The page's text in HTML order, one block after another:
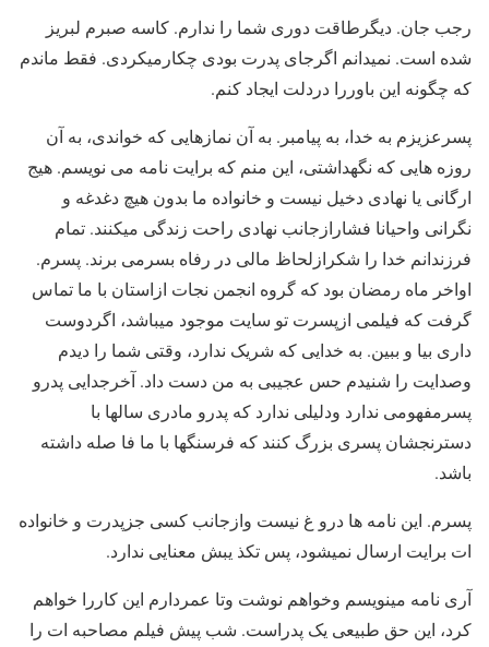
رجب جان. دیگرطاقت دوری شما را ندارم. کاسه صبرم لبریز
شده است. نمیدانم اگرجای پدرت بودی چکارمیکردی. فقط ماندم
که چگونه این باوررا دردلت ایجاد کنم.
پسرعزیزم به خدا، به پیامبر. به آن نمازهایی که خواندی، به آن
روزه هایی که نگهداشتی، این منم که برایت نامه می نویسم. هیج
ارگانی یا نهادی دخیل نیست و خانواده ما بدون هیچ دغدغه و
نگرانی واحیانا فشارازجانب نهادی راحت زندگی میکنند. تمام
فرزندانم خدا را شکرازلحاظ مالی در رفاه بسرمی برند. پسرم.
اواخر ماه رمضان بود که گروه انجمن نجات ازاستان با ما تماس
گرفت که فیلمی ازپسرت تو سایت موجود میباشد، اگردوست
داری بیا و ببین. به خدایی که شریک ندارد، وقتی شما را دیدم
وصدایت را شنیدم حس عجیبی به من دست داد. آخرجدایی پدرو
پسرمفهومی ندارد ودلیلی ندارد که پدرو مادری سالها با
دسترنجشان پسری بزرگ کنند که فرسنگها با ما فا صله داشته
باشد.
پسرم. این نامه ها درو غ نیست وازجانب کسی جزپدرت و خانواده
ات برایت ارسال نمیشود، پس تکذ یبش معنایی ندارد.
آری نامه مینویسم وخواهم نوشت وتا عمردارم این کاررا خواهم
کرد، این حق طبیعی یک پدراست. شب پیش فیلم مصاحبه ات را